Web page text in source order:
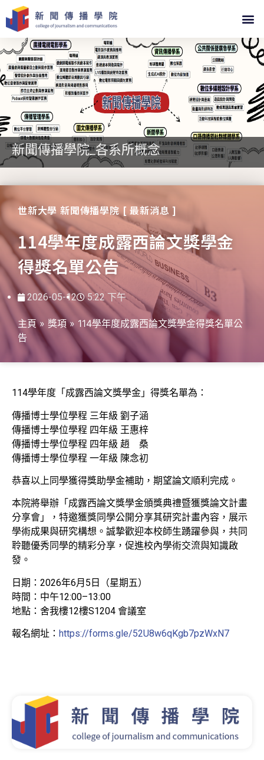
新聞傳播學院_各系所概念
世新大學 新聞傳播學院 [ 最新消息 ]
114學年度成露西論文獎學金
得獎名單公告
2026-05-12 5:22 下午
主頁 » 獎項 » 114學年度成露西論文獎學金得獎名單公
告
114學年度「成露西論文獎學金」得獎名單為：
傳播博士學位學程 三年級 劉子涵
傳播博士學位學程 四年級 王惠梓
傳播博士學位學程 四年級 趙 桑
傳播博士學位學程 一年級 陳念初
恭喜以上同學獲得獎助學金補助，期望論文順利完成。
本院將舉辦「成露西論文獎學金頒獎典禮暨獲獎論文計畫
分享會」，特邀獲獎同學公開分享其研究計畫內容，展示
學術成果與研究構想。誠摯歡迎本校師生踴躍參與，共同
聆聽優秀同學的精彩分享，促進校內學術交流與知識啟
發。
日期：2026年6月5日（星期五）
時間：中午12:00–13:00
地點：舍我樓12樓S1204 會議室
報名網址： https://forms.gle/52U8w6qKgb7pzWxN7